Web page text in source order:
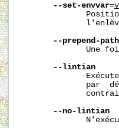
--set-envvar=
--prepend-
Une
--lintian
              Exécute
par
--no-lintian